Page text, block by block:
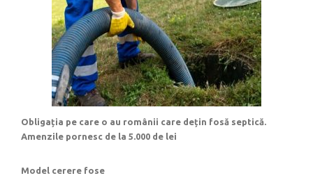
Obligația pe care o au românii care dețin fosă septică.
Amenzile pornesc de la 5.000 de lei
Model cerere fose